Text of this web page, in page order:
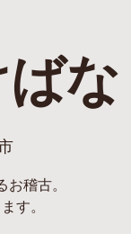
な
稽古。
す。